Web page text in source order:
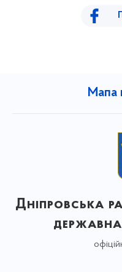
Мапа
Дніпровська
державна